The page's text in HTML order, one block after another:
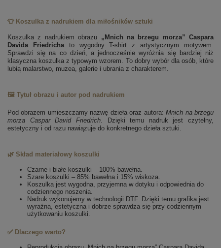
👕 Koszulka z nadrukiem dla miłośników sztuki
Koszulka z nadrukiem obrazu „Mnich na brzegu morza” Caspara
Davida Friedrichato wygodny T-shirt z artystycznym motywem.
Sprawdzi się na co dzień, a jednocześnie wyróżnia się bardziej niż
klasyczna koszulka z typowym wzorem. To dobry wybór dla osób, które
lubią malarstwo, muzea, galerie i ubrania z charakterem.
🖼️ Tytuł obrazu i autor pod nadrukiem
Pod obrazem umieszczamy nazwę dzieła oraz autora:Mnich na brzegu
morza
Caspar David Friedrich. Dzięki temu nadruk jest czytelny,
estetyczny i od razu nawiązuje do konkretnego dzieła sztuki.
🌿 Skład materiałowy koszulki
Czarne i białe koszulki – 100% bawełna.
Szare koszulki – 85% bawełna i 15% wiskoza.
Koszulka jest wygodna, przyjemna w dotyku i odpowiednia do
codziennego noszenia.
Nadruk wykonujemy w technologii DTF. Dzięki temu grafika jest
wyraźna, estetyczna i dobrze sprawdza się przy codziennym
użytkowaniu koszulki.
✅ Dlaczego warto?